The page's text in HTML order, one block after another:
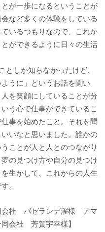
が一歩になるということが
など多くの体験をしている
いるつもりなので、これか
ができるように日々の生活
しか知らなかったけど、
うに」というお話を聞い
を笑顔にしていることが分
う心で仕事ができているこ
事を始めたこと。それを聞
いなと思いました。誰かの
ことが人と人とのつながり
の見つけ方や自分の見つけ
生かして、これからの人生
。
会社 パゼランデ濯様 アマ
同会社 芳賀宇幸様】